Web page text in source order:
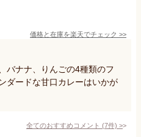
価格と在庫を楽天でチェック >>
バナナ、りんごの4種類のフ
ダードな甘口カレーはいかが
全てのおすすめコメント (7件) >